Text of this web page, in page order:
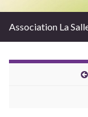
Association La